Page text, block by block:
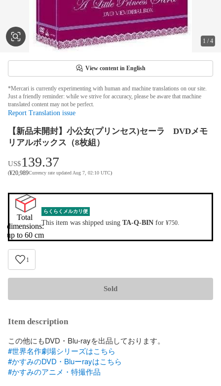
1 /4
View content in English
*Mercari is currently experimenting with human and machine translations on our site.
Just a friendly reminder: while we strive for accuracy, please be aware that machine
translated content may not be perfect.
Report Translation issue
【新品未開封】小公女(プリンセス)セーラ DVDメモ
リアルボックス（8枚組）
US$139.37
(¥20,989Currency rate updated Aug 7, 02:10 UTC)
Total
dimensions:
up to 60 cm
らくらくメルカリ便
This item was shipped using TA-Q-BIN for ¥750.
1
Sold
Item description
#世界名作劇場シリーズはこちら
#かすみのDVD・Bluーrayはこちら
#かすみのアニメ・特撮作品